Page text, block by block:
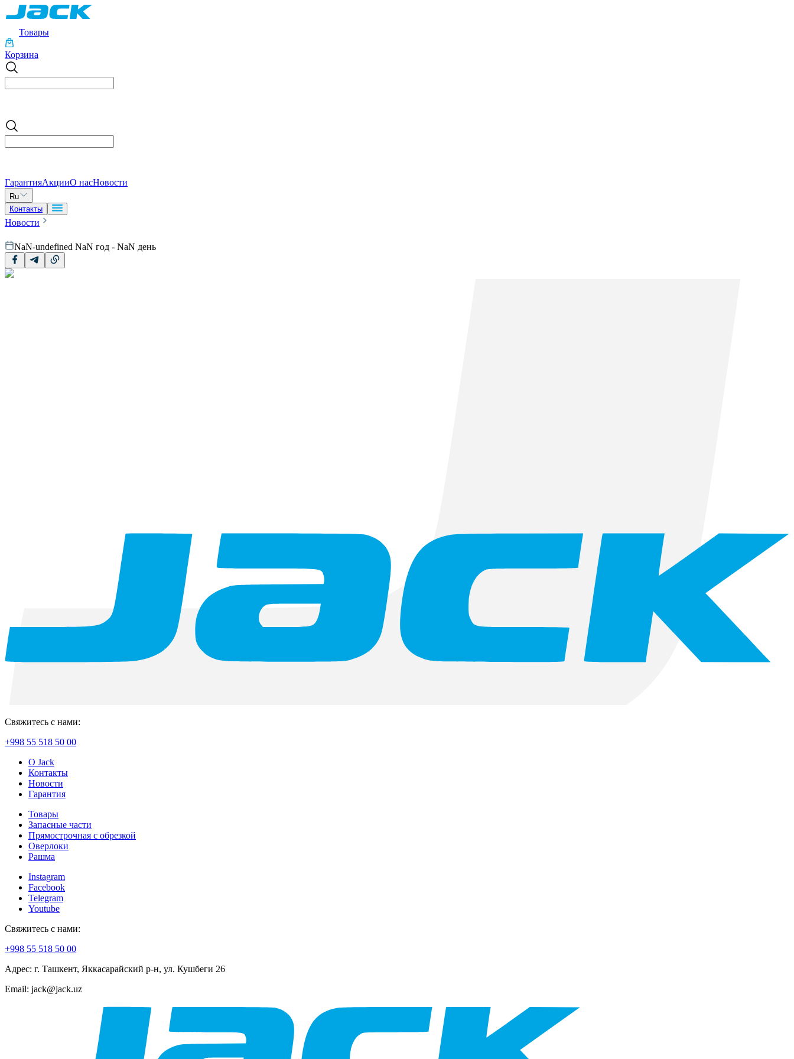
Товары
Корзина
ГарантияАкцииО насНовости
Ru
Контакты
Новости
NaN-undefined NaN год - NaN день
Свяжитесь с нами:
+998 55 518 50 00
О Jack
Контакты
Новости
Гарантия
Товары
Запасные части
Прямострочная с обрезкой
Оверлоки
Рашма
Instagram
Facebook
Telegram
Youtube
Свяжитесь с нами:
+998 55 518 50 00
Адрес: г. Ташкент, Яккасарайский р-н, ул. Кушбеги 26
Email: jack@jack.uz